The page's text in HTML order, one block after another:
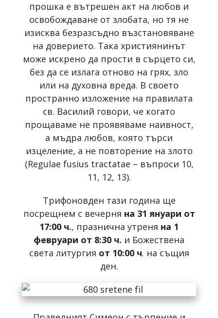
прошка е вътрешен акт на любов и
освобождаване от злобата, но тя не
изисква безразсъдно възстановяване
на доверието. Така християнинът
може искрено да прости в сърцето си,
без да се излага отново на грях, зло
или на духовна вреда. В своето
пространно изложение на правилата
св. Василий говори, че когато
прощаваме не проявяваме наивност,
а мъдра любов, която търси
изцеление, а не повторение на злото
(Regulae fusius tractatae – въпроси 10,
11, 12, 13).
Трифоновден тази година ще
посрещнем с вечерня на 31 януари от
17:00 ч., празнична утреня на 1
февруари от 8:30 ч. и Божествена
света литургия от 10:00 ч. на същия
ден.